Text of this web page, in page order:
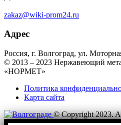
zakaz@wiki-prom24.ru
Адрес
Россия, г. Волгоград, ул.
© 2013 – 2023 Нержавеющий
«НОРМЕТ»
Политика
Карта сайта
© Copyright 2023.